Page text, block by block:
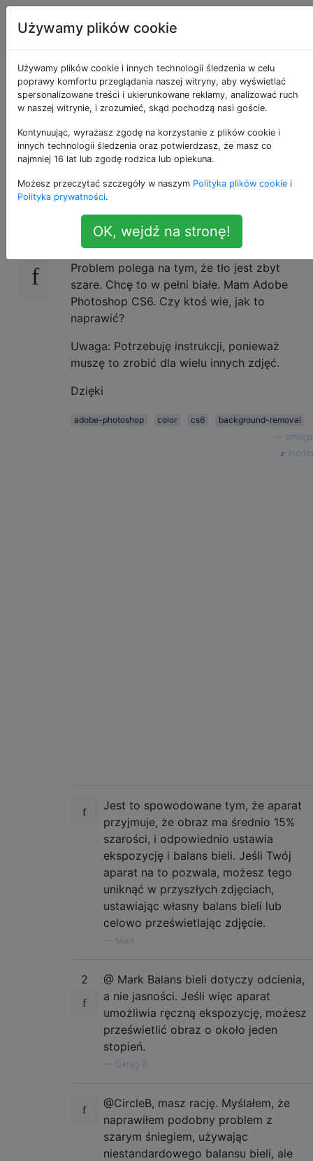
Projekt
graficzny
Jak zmienić białe tło
w książkowym
aparacie telefonu?
18
Oto zdjęcie (wielu) zrobione z książki
aparatem telefonu.
Problem polega na tym, że tło jest zbyt
szare. Chcę to w pełni białe. Mam Adobe
Photoshop CS6. Czy ktoś wie, jak to
naprawić?
Uwaga: Potrzebuję instrukcji, ponieważ
muszę to zrobić dla wielu innych zdjęć.
Dzięki
adobe-photoshop color cs6
background-removal
omega
źródło
Jest to spowodowane tym, że aparat
przyjmuje, że obraz ma średnio 15%
szarości, i odpowiednio ustawia
ekspozycję i balans bieli. Jeśli Twój
aparat na to pozwala, możesz tego
uniknąć w przyszłych zdjęciach,
ustawiając własny balans bieli lub
celowo prześwietlając zdjęcie.
Mark
2
@ Mark Balans bieli dotyczy odcienia,
a nie jasności. Jeśli więc aparat
umożliwia ręczną ekspozycję, możesz
prześwietlić obraz o około jeden
stopień.
Okrąg B,
@CircleB, masz rację. Myślałem, że
naprawiłem podobny problem z
szarym śniegiem, używając
niestandardowego balansu bieli, ale
Używamy plików cookie
Używamy plików cookie i innych technologii śledzenia w celu
poprawy komfortu przeglądania naszej witryny, aby wyświetlać
spersonalizowane treści i ukierunkowane reklamy, analizować ruch
w naszej witrynie, i zrozumieć, skąd pochodzą nasi goście.
Kontynuując, wyrażasz zgodę na korzystanie z plików cookie i
innych technologii śledzenia oraz potwierdzasz, że masz co
najmniej 16 lat lub zgodę rodzica lub opiekuna.
Możesz przeczytać szczegóły w naszym Polityka plików cookie i
Polityka prywatności.
OK, wejdź na stronę!